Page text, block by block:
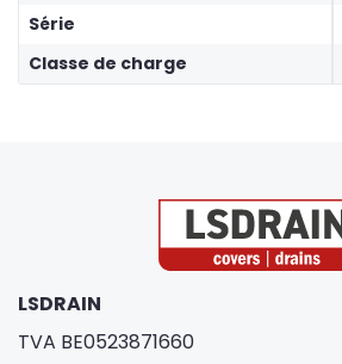
Série
Classe de charge
LSDRAIN
TVA BE0523871660